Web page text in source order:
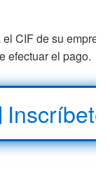
CIF de su
efectuar el pago.